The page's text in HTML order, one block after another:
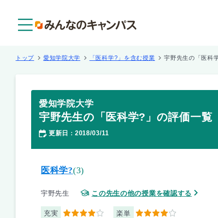
トップ 愛知学院大学 「医科学?」を含む授業 宇野先生の「医科
愛知学院大学
宇野先生の「医科学?」の評価一覧
更新日 ： 2018/03/11
医科学?(3)
宇野先生 この先生の他の授業を確認する
充実 4 楽単 4